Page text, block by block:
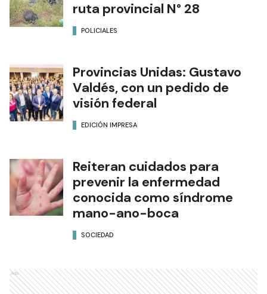
ruta provincial N° 28
POLICIALES
Provincias Unidas: Gustavo
Valdés, con un pedido de
visión federal
EDICIÓN IMPRESA
Reiteran cuidados para
prevenir la enfermedad
conocida como síndrome
mano-ano-boca
SOCIEDAD
Ads